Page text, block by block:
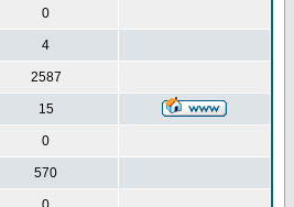
0
4
2587
15
0
570